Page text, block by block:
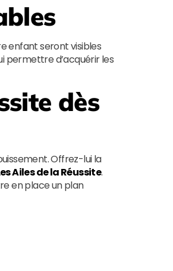
enfant seront visibles
permettre d’acquérir les
dès
Offrez-lui la
Ailes de la Réussite.
en place un plan